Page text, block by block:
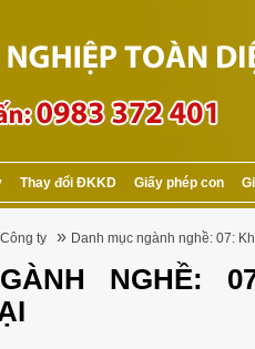
Thay đổi ĐKKD Giấy phép con
ty » Danh mục ngành nghề: 07:
NGHỀ: